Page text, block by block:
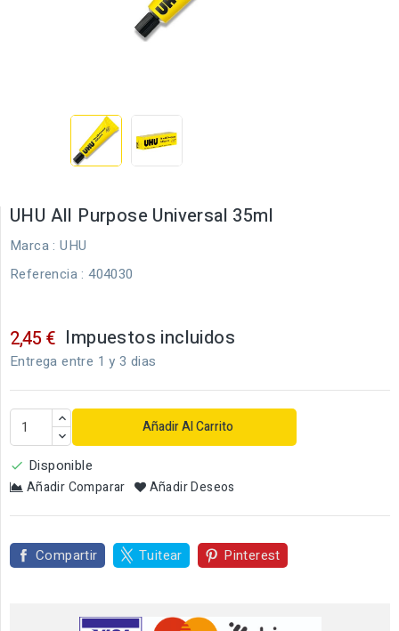
UHU All Purpose Universal 35ml
Marca : UHU
Referencia : 404030
2,45 € Impuestos incluidos
Entrega entre 1 y 3 dias
Añadir Al Carrito
 Disponible
Añadir Comparar Añadir Deseos
Compartir Tuitear Pinterest